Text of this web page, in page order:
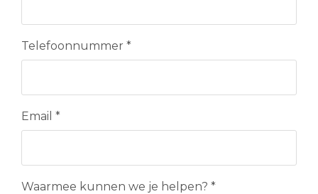
Telefoonnummer *
Email *
Waarmee kunnen we je helpen? *